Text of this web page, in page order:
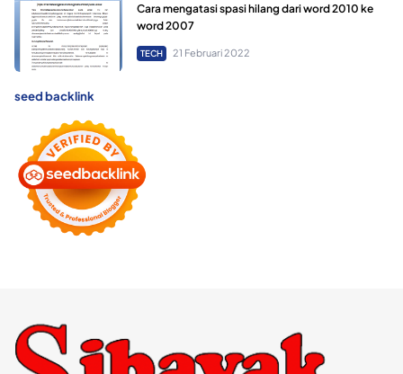
Cara mengatasi spasi hilang dari word 2010 ke
word 2007
TECH 21 Februari 2022
seed backlink